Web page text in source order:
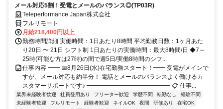
メール対応5割！受電とメールのバランス◎(TP03R)
Teleperformance Japan株式会社
フルリモート
月給218,400円以上
勤務時間詳細 実働時間：1日あたり8時間 平均勤務日数：1ヶ月あた
り20日 〜 21日 シフト制 1日あたりの実働時間：最大8時間/日 ◆7～
25時(可能な方は27時)の間で週5日/実働8時間のシフ...
仕事内容 ━━ 📅8月26日(水)在宅勤務スタート！━━ 受電がメインで
すが、メール対応も約半分！ 電話とメールのバランスよく働けるカ
スタマーサポートです♪ ━━━━━━━━━━━━━━ 📋 仕事...
業界未経験者歓迎 社員登用あり フリーター歓迎 学歴不問 転勤なし
経験不問
未経験者歓迎
フルリモート 経験者歓迎 ネイルOK 夜間 研修あり
在宅OK